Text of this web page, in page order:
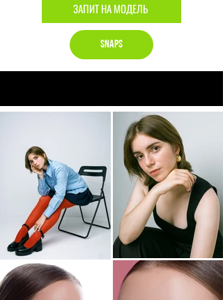
ЗАПИТ НА МОДЕЛЬ
Snaps